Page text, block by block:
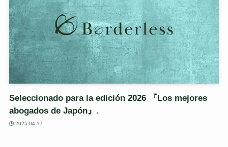
Seleccionado para la edición 2026 『Los mejores
abogados de Japón』.
2025-04-17